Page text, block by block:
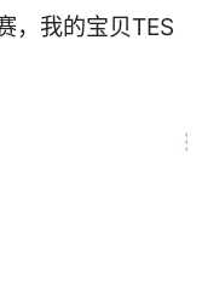
，我的宝贝TES